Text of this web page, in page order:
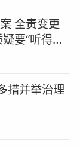
全责变更
要“听得见”
措并举治理